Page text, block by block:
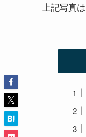
上記写真